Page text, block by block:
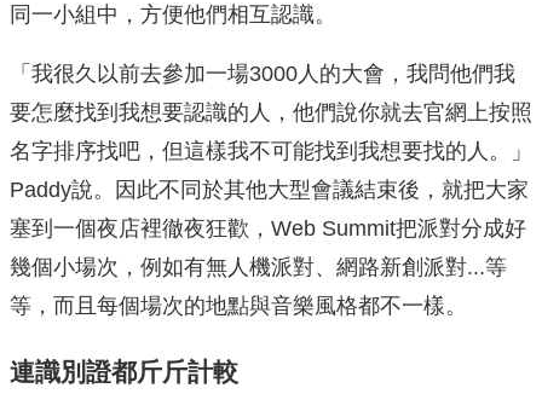
同一小組中，方便他們相互認識。
「我很久以前去參加一場3000人的大會，我問他們我
要怎麼找到我想要認識的人，他們說你就去官網上按照
名字排序找吧，但這樣我不可能找到我想要找的人。」
Paddy說。因此不同於其他大型會議結束後，就把大家
塞到一個夜店裡徹夜狂歡，Web Summit把派對分成好
幾個小場次，例如有無人機派對、網路新創派對...等
等，而且每個場次的地點與音樂風格都不一樣。
連識別證都斤斤計較